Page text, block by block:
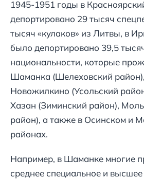
1945-1951 годы в
депортировано 29 тысяч
тысяч «кулаков» из Литвы, в
было депортировано 39,5
национальности, которые
Шаманка (Шелеховский
Новожилкино (Усольский
Хазан (Зиминский район),
район), а также в Осинском и
районах.
Например, в Шаманке многие
среднее специальное и